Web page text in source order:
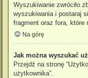
Wyszukiwanie zwróciło
wyszukiwania i postaraj
fragment oraz fora, które
Na górę
Jak można wyszukać
Przejdź na stronę
użytkownika”.